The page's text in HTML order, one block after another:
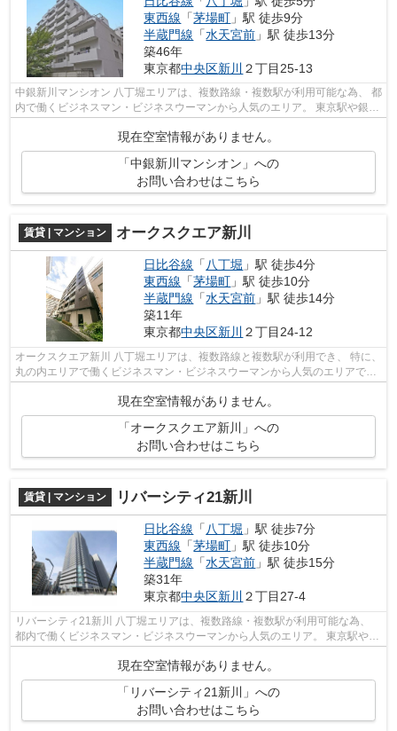
東西線 「茅場町 」駅 徒歩9分
半蔵門線 「水天宮前 」駅 徒歩13分
築46年
東京都中央区新川 ２丁目25-13
中銀新川マンシオン 八丁堀エリアは、複数路線・複数駅が利用可能な為、 都
内で働くビジネスマン・ビジネスウーマンから人気のエリア。 東京駅や銀座
現在空室情報がありません。
「中銀新川マンシオン」への
お問い合わせはこちら
賃貸 | マンション オークスクエア新川
日比谷線 「八丁堀 」駅 徒歩4分
東西線 「茅場町 」駅 徒歩10分
半蔵門線 「水天宮前 」駅 徒歩14分
築11年
東京都中央区新川 ２丁目24-12
オークスクエア新川 八丁堀エリアは、複数路線と複数駅が利用でき、 特に、
丸の内エリアで働くビジネスマン・ビジネスウーマンから人気のエリアで
す。 駅の周辺に、スーパーやコンビ...
現在空室情報がありません。
「オークスクエア新川」への
お問い合わせはこちら
賃貸 | マンション リバーシティ21新川
日比谷線 「 八丁堀 」駅 徒歩7分
東西線 「茅場町 」駅 徒歩10分
半蔵門線 「水天宮前 」駅 徒歩15分
築31年
東京都中央区新川 ２丁目27-4
リバーシティ21新川 八丁堀エリアは、複数路線・複数駅が利用可能な為、
都内で働くビジネスマン・ビジネスウーマンから人気のエリア。 東京駅や銀
座や有楽町、築地、丸の内など、徒...
現在空室情報がありません。
「リバーシティ21新川」への
お問い合わせはこちら